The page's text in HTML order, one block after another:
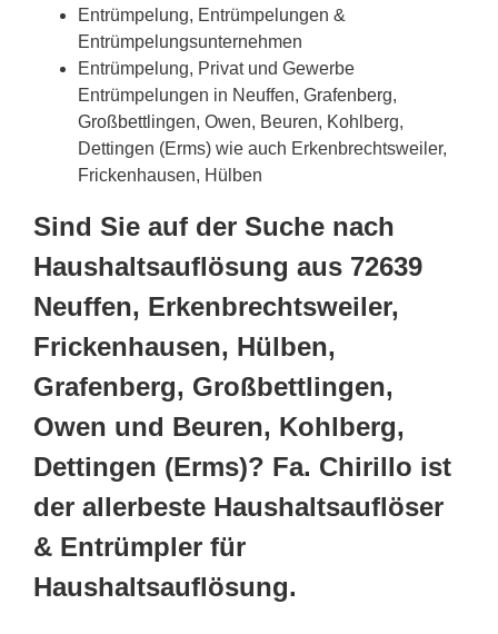
Entrümpelung, Entrümpelungen &
Entrümpelungsunternehmen
Entrümpelung, Privat und Gewerbe
Entrümpelungen in Neuffen, Grafenberg,
Großbettlingen, Owen, Beuren, Kohlberg,
Dettingen (Erms) wie auch Erkenbrechtsweiler,
Frickenhausen, Hülben
Sind Sie auf der Suche nach
Haushaltsauflösung aus 72639
Neuffen, Erkenbrechtsweiler,
Frickenhausen, Hülben,
Grafenberg, Großbettlingen,
Owen und Beuren, Kohlberg,
Dettingen (Erms)? Fa. Chirillo ist
der allerbeste Haushaltsauflöser
& Entrümpler für
Haushaltsauflösung.